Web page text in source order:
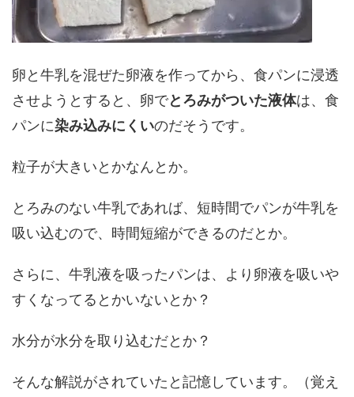
卵と牛乳を混ぜた卵液を作ってから、食パンに浸透
させようとすると、卵でとろみがついた液体は、食
パンに染み込みにくいのだそうです。
粒子が大きいとかなんとか。
とろみのない牛乳であれば、短時間でパンが牛乳を
吸い込むので、時間短縮ができるのだとか。
さらに、牛乳液を吸ったパンは、より卵液を吸いや
すくなってるとかいないとか？
水分が水分を取り込むだとか？
そんな解説がされていたと記憶しています。（覚え